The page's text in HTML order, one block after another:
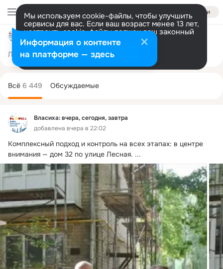
Войти
Мы используем cookie-файлы, чтобы улучшить
сервисы для вас. Если ваш возраст менее 13 лет,
настроить cookie-файлы должен ваш законный
представитель. Больше информации
Разрешить все Настроить
Лента Участники 2.5K Темы 6.4K
Власиха: вчера, сегодня, завтра
добавлена вчера в 22:02
Комплексный подход и контроль на всех этапах: в центре
внимания — дом 32 по улице Лесная. ...
колонка
Всё 6 449 Обсуждаемые
Информация о контенте
на платформе — здесь